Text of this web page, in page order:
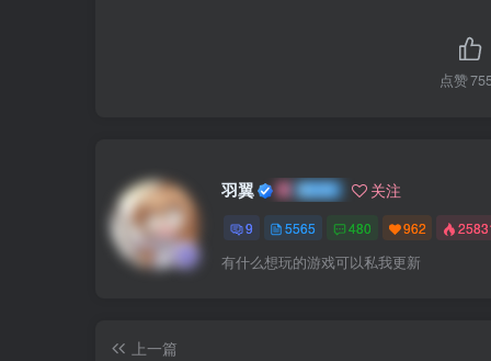
点赞
羽翼 关注
9 5565 480 962
有什么想玩的游戏可以私我更新
上一篇